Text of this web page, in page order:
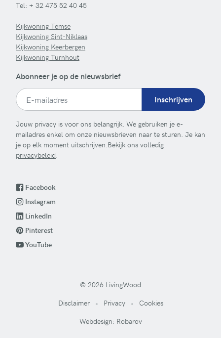
Tel: + 32 475 52 40 45
Kijkwoning Temse
Kijkwoning Sint-Niklaas
Kijkwoning Keerbergen
Kijkwoning Turnhout
Abonneer je op de nieuwsbrief
Inschrijven
Jouw privacy is voor ons belangrijk. We gebruiken je e-
mailadres enkel om onze nieuwsbrieven naar te sturen. Je kan
je op elk moment uitschrijven.Bekijk ons volledig
privacybeleid.
Facebook
Instagram
LinkedIn
Pinterest
YouTube
© 2026 LivingWood
Disclaimer
Privacy
Cookies
Webdesign: Robarov